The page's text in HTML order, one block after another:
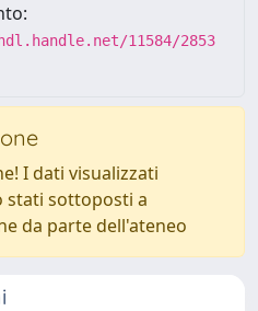
11584/2853
I dati visualizzati
stati sottoposti a
da parte dell'ateneo